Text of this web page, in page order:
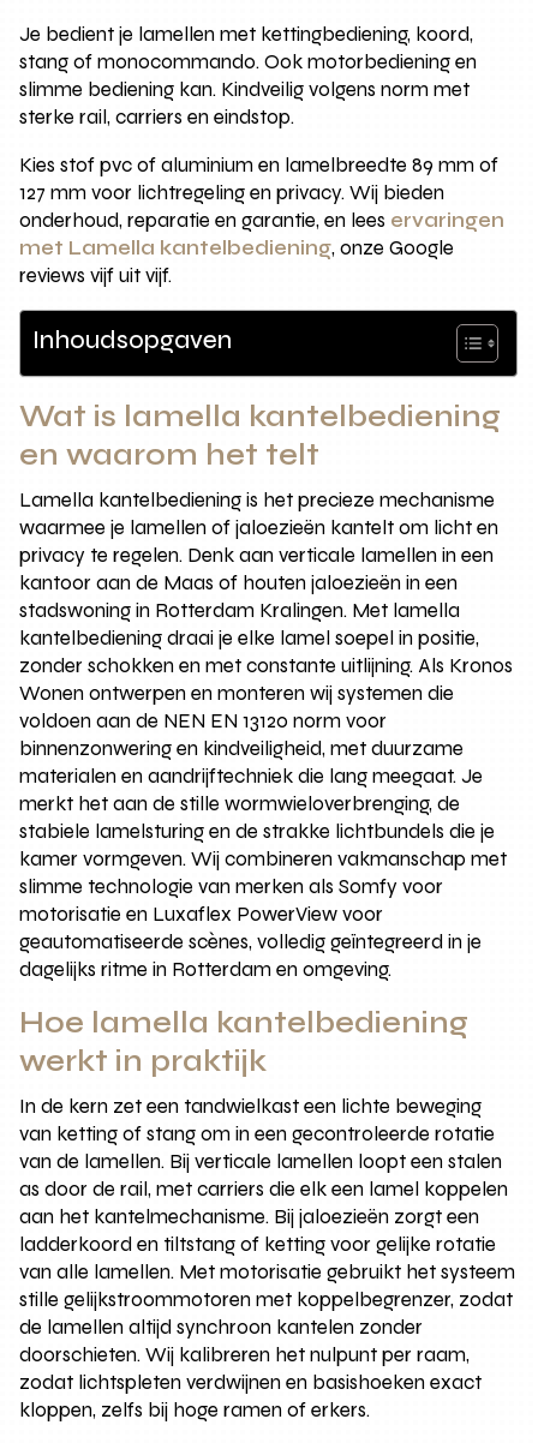
Je bedient je lamellen met kettingbediening, koord,
stang of monocommando. Ook motorbediening en
slimme bediening kan. Kindveilig volgens norm met
sterke rail, carriers en eindstop.
Kies stof pvc of aluminium en lamelbreedte 89 mm of
127 mm voor lichtregeling en privacy. Wij bieden
onderhoud, reparatie en garantie, en lees ervaringen
met Lamella kantelbediening, onze Google
reviews vijf uit vijf.
Inhoudsopgaven
Wat is lamella kantelbediening
en waarom het telt
Lamella kantelbediening is het precieze mechanisme
waarmee je lamellen of jaloezieën kantelt om licht en
privacy te regelen. Denk aan verticale lamellen in een
kantoor aan de Maas of houten jaloezieën in een
stadswoning in Rotterdam Kralingen. Met lamella
kantelbediening draai je elke lamel soepel in positie,
zonder schokken en met constante uitlijning. Als Kronos
Wonen ontwerpen en monteren wij systemen die
voldoen aan de NEN EN 13120 norm voor
binnenzonwering en kindveiligheid, met duurzame
materialen en aandrijftechniek die lang meegaat. Je
merkt het aan de stille wormwieloverbrenging, de
stabiele lamelsturing en de strakke lichtbundels die je
kamer vormgeven. Wij combineren vakmanschap met
slimme technologie van merken als Somfy voor
motorisatie en Luxaflex PowerView voor
geautomatiseerde scènes, volledig geïntegreerd in je
dagelijks ritme in Rotterdam en omgeving.
Hoe lamella kantelbediening
werkt in praktijk
In de kern zet een tandwielkast een lichte beweging
van ketting of stang om in een gecontroleerde rotatie
van de lamellen. Bij verticale lamellen loopt een stalen
as door de rail, met carriers die elk een lamel koppelen
aan het kantelmechanisme. Bij jaloezieën zorgt een
ladderkoord en tiltstang of ketting voor gelijke rotatie
van alle lamellen. Met motorisatie gebruikt het systeem
stille gelijkstroommotoren met koppelbegrenzer, zodat
de lamellen altijd synchroon kantelen zonder
doorschieten. Wij kalibreren het nulpunt per raam,
zodat lichtspleten verdwijnen en basishoeken exact
kloppen, zelfs bij hoge ramen of erkers.